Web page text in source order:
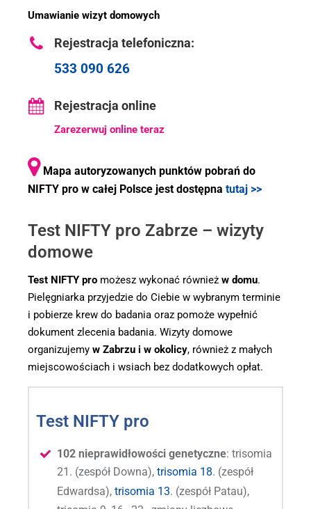
Umawianie wizyt domowych
Rejestracja telefoniczna:
533 090 626
Rejestracja online
Zarezerwuj online teraz
Mapa autoryzowanych punktów pobrań do
NIFTY pro w całej Polsce jest dostępna tutaj >>
Test NIFTY pro Zabrze – wizyty
domowe
Test NIFTY pro możesz wykonać również w domu.
Pielęgniarka przyjedzie do Ciebie w wybranym terminie
i pobierze krew do badania oraz pomoże wypełnić
dokument zlecenia badania. Wizyty domowe
organizujemy w Zabrzu i w okolicy, również z małych
miejscowościach i wsiach bez dodatkowych opłat.
Test NIFTY pro
102 nieprawidłowości genetyczne: trisomia
21. (zespół Downa), trisomia 18. (zespół
Edwardsa), trisomia 13. (zespół Patau),